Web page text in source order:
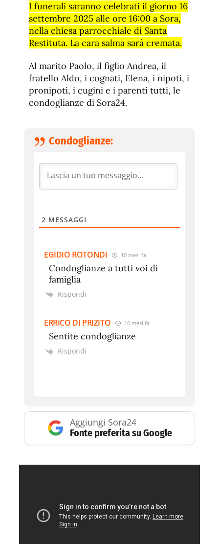
I funerali saranno celebrati il giorno 16
settembre 2025 alle ore 16:00 a Sora,
nella chiesa parrocchiale di Santa
Restituta. La cara salma sarà cremata.
Al marito Paolo, il figlio Andrea, il
fratello Aldo, i cognati, Elena, i nipoti, i
pronipoti, i cugini e i parenti tutti, le
condoglianze di Sora24.
Condoglianze:
2 MESSAGGI
EGIDIO ROTONDI 10 mesi fa
Condoglianze a tutti voi di
famiglia
Rispondi
ERRICO DI PRIZITO 10 mesi fa
Sentite condoglianze
Rispondi
Aggiungi Sora24
Fonte preferita su Google